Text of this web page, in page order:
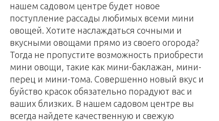
нашем садовом центре будет новое
поступление рассады любимых всеми мини
овощей. Хотите наслаждаться сочными и
вкусными овощами прямо из своего огорода?
Тогда не пропустите возможность приобрести
мини овощи, такие как мини-баклажан, мини-
перец и мини-тома. Совершенно новый вкус и
буйство красок обязательно порадуют вас и
ваших близких. В нашем садовом центре вы
всегда найдете качественную и свежую